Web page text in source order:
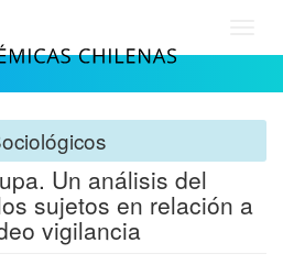
Un análisis del
sujetos en relación a
vigilancia